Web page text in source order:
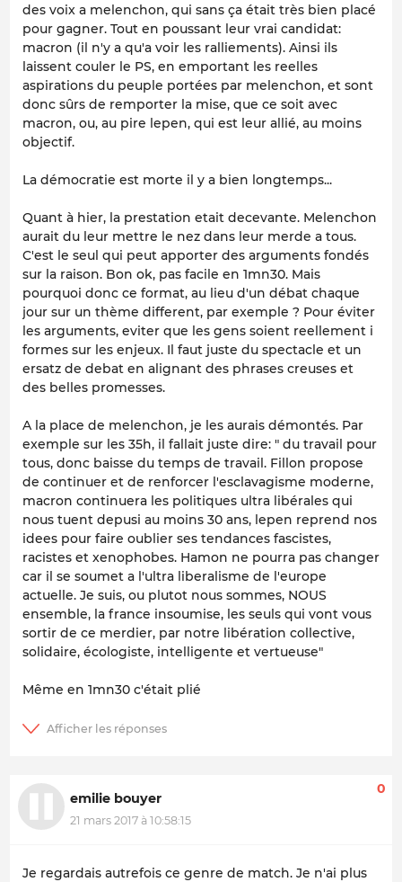
des voix a melenchon, qui sans ça était très bien placé
pour gagner. Tout en poussant leur vrai candidat:
macron (il n'y a qu'a voir les ralliements). Ainsi ils
laissent couler le PS, en emportant les reelles
aspirations du peuple portées par melenchon, et sont
donc sûrs de remporter la mise, que ce soit avec
macron, ou, au pire lepen, qui est leur allié, au moins
objectif.
La démocratie est morte il y a bien longtemps...
Quant à hier, la prestation etait decevante. Melenchon
aurait du leur mettre le nez dans leur merde a tous.
C'est le seul qui peut apporter des arguments fondés
sur la raison. Bon ok, pas facile en 1mn30. Mais
pourquoi donc ce format, au lieu d'un débat chaque
jour sur un thème different, par exemple ? Pour éviter
les arguments, eviter que les gens soient reellement i
formes sur les enjeux. Il faut juste du spectacle et un
ersatz de debat en alignant des phrases creuses et
des belles promesses.
A la place de melenchon, je les aurais démontés. Par
exemple sur les 35h, il fallait juste dire: " du travail pour
tous, donc baisse du temps de travail. Fillon propose
de continuer et de renforcer l'esclavagisme moderne,
macron continuera les politiques ultra libérales qui
nous tuent depusi au moins 30 ans, lepen reprend nos
idees pour faire oublier ses tendances fascistes,
racistes et xenophobes. Hamon ne pourra pas changer
car il se soumet a l'ultra liberalisme de l'europe
actuelle. Je suis, ou plutot nous sommes, NOUS
ensemble, la france insoumise, les seuls qui vont vous
sortir de ce merdier, par notre libération collective,
solidaire, écologiste, intelligente et vertueuse"
Même en 1mn30 c'était plié
emilie bouyer
21 mars 2017 à 10:58:15
0
Je regardais autrefois ce genre de match. Je n'ai plus